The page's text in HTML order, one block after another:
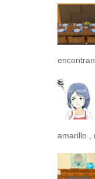
amarillo ,